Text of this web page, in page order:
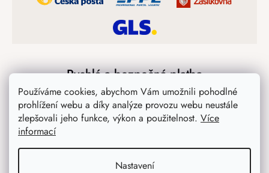
Používáme cookies, abychom Vám umožnili pohodlné
prohlížení webu a díky analýze provozu webu neustále
zlepšovali jeho funkce, výkon a použitelnost. Více
informací
Nastavení
Rychlá a bezpečná platba